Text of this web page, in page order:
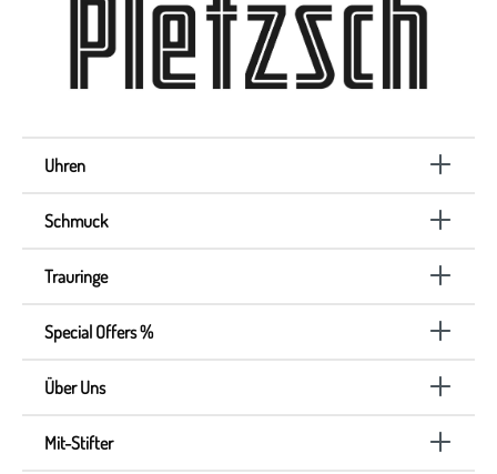
Uhren
Schmuck
Trauringe
Special Offers %
Über Uns
Mit-Stifter